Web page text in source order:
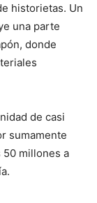
historietas. Un
una parte
donde
de casi
sumamente
50 millones a